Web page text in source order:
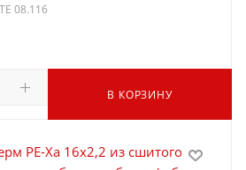
08.116
В КОРЗИНУ